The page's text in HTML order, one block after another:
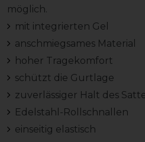
möglich.
mit integrierten Gel
anschmiegsames Material
hoher Tragekomfort
schützt die Gurtlage
zuverlässiger Halt des
Edelstahl-Rollschnallen
einseitig elastisch